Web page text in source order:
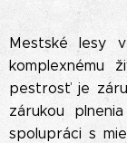
Mestské lesy
komplexnému
pestrosť je
zárukou
spolupráci s